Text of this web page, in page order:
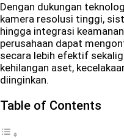
Dengan dukungan
kamera resolusi tinggi,
hingga integrasi
perusahaan dapat
secara lebih efektif
kehilangan aset,
diinginkan.
Table of Contents